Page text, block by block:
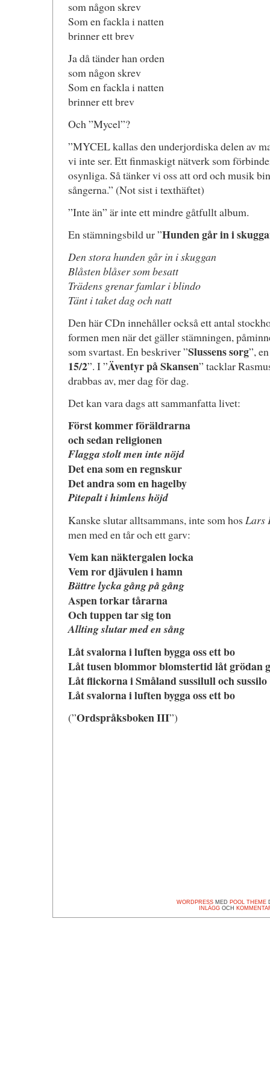
som någon skrev
Som en fackla i natten
brinner ett brev
Ja då tänder han orden
som någon skrev
Som en fackla i natten
brinner ett brev
Och ”Mycel”?
”MYCEL kallas den underjordiska delen av
vi inte ser. Ett finmaskigt nätverk som
osynliga. Så tänker vi oss att ord och musik
sångerna.” (Not sist i texthäftet)
”Inte än” är inte ett mindre gåtfullt album.
En stämningsbild ur ”Hunden går in i
Den stora hunden går in i skuggan
Blåsten blåser som besatt
Trädens grenar famlar i blindo
Tänt i taket dag och natt
Den här CDn innehåller också ett antal
formen men när det gäller stämningen,
som svartast. En beskriver ”Slussens sorg”,
15/2”. I ”Äventyr på Skansen” tacklar
drabbas av, mer dag för dag.
Det kan vara dags att sammanfatta livet:
Först kommer föräldrarna
och sedan religionen
Flagga stolt men inte nöjd
Det ena som en regnskur
Det andra som en hagelby
Pitepalt i himlens höjd
Kanske slutar alltsammans, inte som hos Lars
men med en tår och ett garv:
Vem kan näktergalen locka
Vem ror djävulen i hamn
Bättre lycka gång på gång
Aspen torkar tårarna
Och tuppen tar sig ton
Allting slutar med en sång
Låt svalorna i luften bygga oss ett bo
Låt tusen blommor blomstertid låt grödan
Låt flickorna i Småland sussilull och sussilo
Låt svalorna i luften bygga oss ett bo
(”Ordspråksboken III”)
WORDPRESSMED POOL THEME
INLÄGGOCH